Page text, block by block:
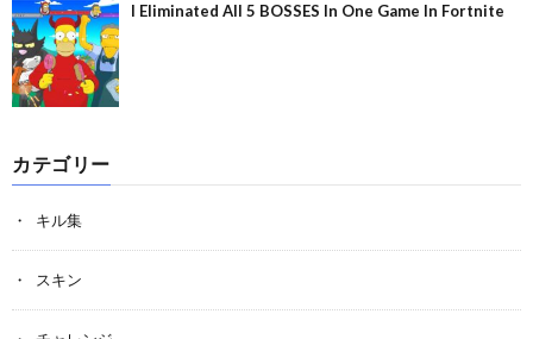
I Eliminated All 5 BOSSES In One Game In Fortnite
カテゴリー
キル集
スキン